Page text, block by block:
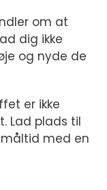
om at
dig ikke
og nyde de
er ikke
Lad plads til
med en